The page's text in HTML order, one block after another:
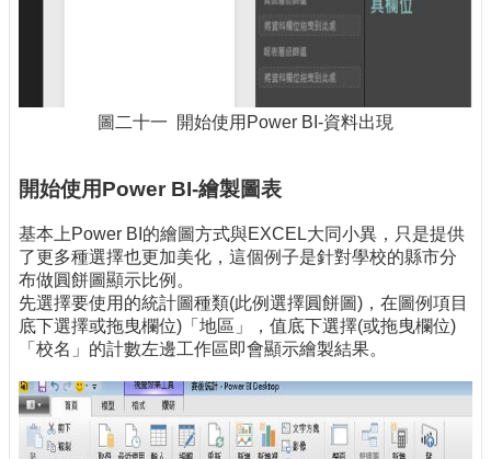
圖二十一 開始使用Power BI-資料出現
開始使用Power BI-繪製圖表
基本上Power BI的繪圖方式與EXCEL大同小異，只是提供
了更多種選擇也更加美化，這個例子是針對學校的縣市分
布做圓餅圖顯示比例。
先選擇要使用的統計圖種類(此例選擇圓餅圖)，在圖例項目
底下選擇或拖曳欄位)「地區」，值底下選擇(或拖曳欄位)
「校名」的計數左邊工作區即會顯示繪製結果。